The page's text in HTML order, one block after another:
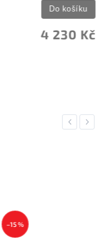
4 230 Kč
Do košíku
Previous
Next